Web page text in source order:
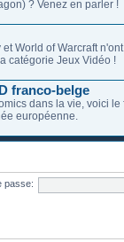
? Venez en parler !
World of Warcraft
catégorie Jeux Vidéo !
franco-belge
dans la vie, voici le
européenne.
passe: